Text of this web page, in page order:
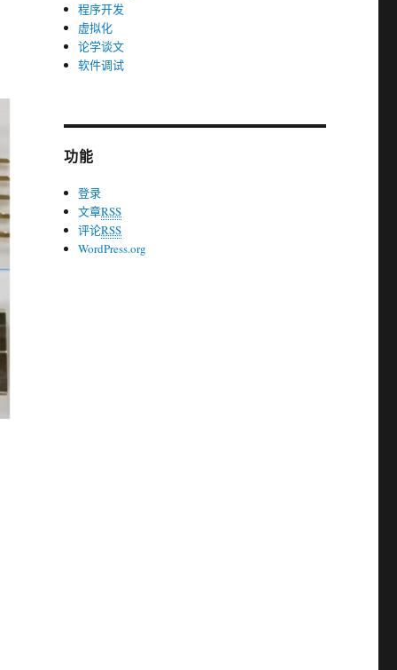
程序开发
虚拟化
论学谈文
软件调试
功能
登录
文章RSS
评论RSS
WordPress.org